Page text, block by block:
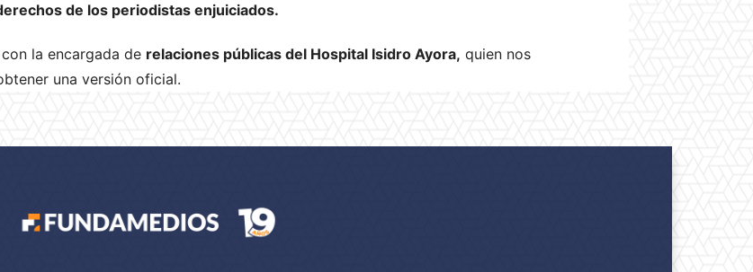
de los periodistas enjuiciados.
la encargada de relaciones públicas del Hospital Isidro Ayora, quien nos
una versión oficial.